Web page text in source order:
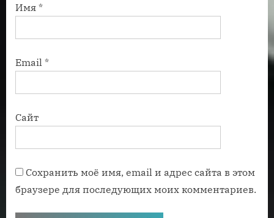
Имя *
Email *
Сайт
Сохранить моё имя, email и адрес сайта в этом
браузере для последующих моих комментариев.